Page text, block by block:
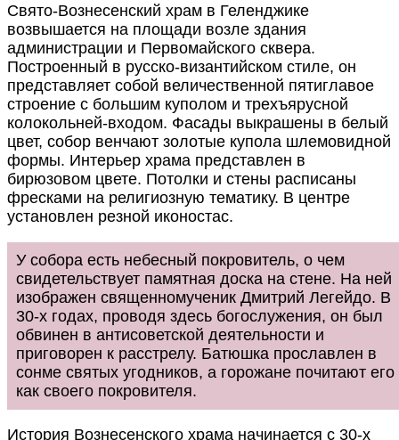
Свято-Вознесенский храм в Геленджике
возвышается на площади возле здания
администрации и Первомайского сквера.
Построенный в русско-византийском стиле, он
представляет собой величественной пятиглавое
строение с большим куполом и трехъярусной
колокольней-входом. Фасады выкрашены в белый
цвет, собор венчают золотые купола шлемовидной
формы. Интерьер храма представлен в
бирюзовом цвете. Потолки и стены расписаны
фресками на религиозную тематику. В центре
установлен резной иконостас.
У собора есть небесный покровитель, о чем
свидетельствует памятная доска на стене. На ней
изображен священномученик Дмитрий Легейдо. В
30-х годах, проводя здесь богослужения, он был
обвинен в антисоветской деятельности и
приговорен к расстрелу. Батюшка прославлен в
сонме святых угодников, а горожане почитают его
как своего покровителя.
История Вознесенского храма начинается с 30-х